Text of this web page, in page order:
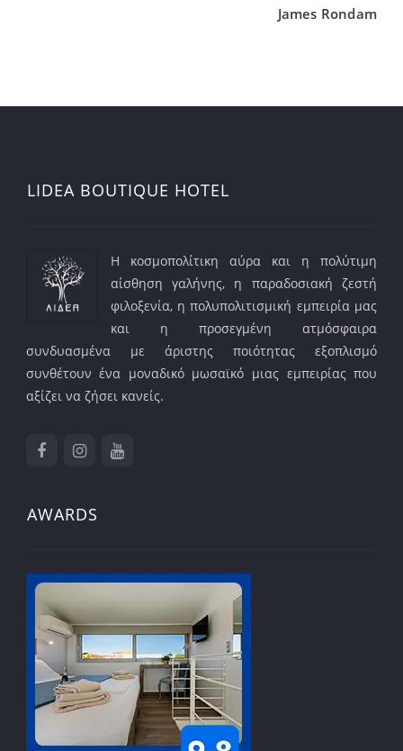
James Rondam
LIDEA BOUTIQUE HOTEL
Η κοσμοπολίτικη αύρα και η πολύτιμη
αίσθηση γαλήνης, η παραδοσιακή ζεστή
φιλοξενία, η πολυπολιτισμική εμπειρία μας
και η προσεγμένη ατμόσφαιρα
συνδυασμένα με άριστης ποιότητας εξοπλισμό
συνθέτουν ένα μοναδικό μωσαϊκό μιας εμπειρίας που
αξίζει να ζήσει κανείς.
AWARDS